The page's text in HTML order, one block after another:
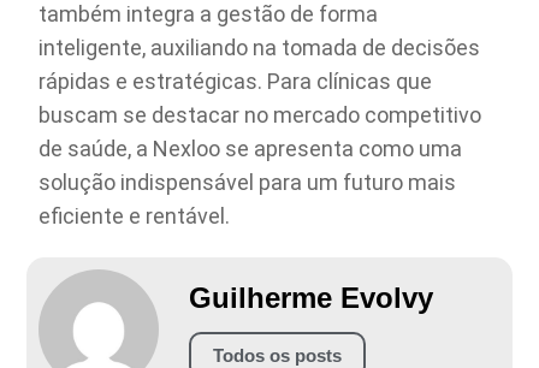
também integra a gestão de forma
inteligente, auxiliando na tomada de decisões
rápidas e estratégicas. Para clínicas que
buscam se destacar no mercado competitivo
de saúde, a Nexloo se apresenta como uma
solução indispensável para um futuro mais
eficiente e rentável.
Guilherme Evolvy
Todos os posts